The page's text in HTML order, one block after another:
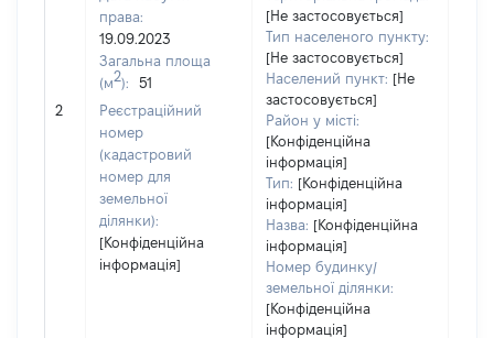
2
права:
19.09.2023
Загальна площа
(м2):
51
Реєстраційний
номер
(кадастровий
номер для
земельної
ділянки):
[Конфіденційна
інформація]
[Не застосовується]
Тип населеного пункту:
[Не застосовується]
Населений пункт: [Не
застосовується]
Район у місті:
[Конфіденційна
інформація]
Тип: [Конфіденційна
інформація]
Назва: [Конфіденційна
інформація]
Номер будинку/
земельної ділянки:
[Конфіденційна
інформація]